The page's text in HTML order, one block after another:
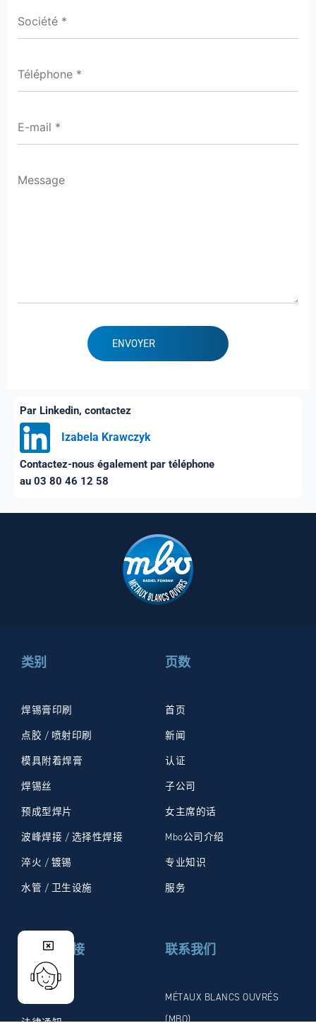
Par Linkedin, contactez
Izabela Krawczyk
Contactez-nous également par téléphone
au 03 80 46 12 58
类别
焊锡膏印刷
点胶 / 喷射印刷
模具附着焊膏
焊锡丝
预成型焊片
波峰焊接 / 选择性焊接
淬火 / 镀锡
水管 / 卫生设施
页数
首页
新闻
认证
子公司
女主席的话
Mbo公司介绍
专业知识
服务
有用的链接 联系我们
MÉTAUX BLANCS OUVRÉS
(MBO)